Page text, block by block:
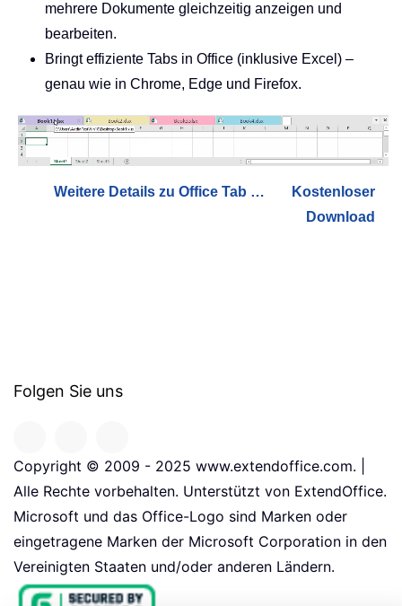
mehrere Dokumente gleichzeitig anzeigen und
bearbeiten.
Bringt effiziente Tabs in Office (inklusive Excel) –
genau wie in Chrome, Edge und Firefox.
Weitere Details zu Office Tab …
Kostenloser
Download
Folgen Sie uns
Copyright © 2009 - 2025 www.extendoffice.com. |
Alle Rechte vorbehalten. Unterstützt von ExtendOffice.
Microsoft und das Office-Logo sind Marken oder
eingetragene Marken der Microsoft Corporation in den
Vereinigten Staaten und/oder anderen Ländern.